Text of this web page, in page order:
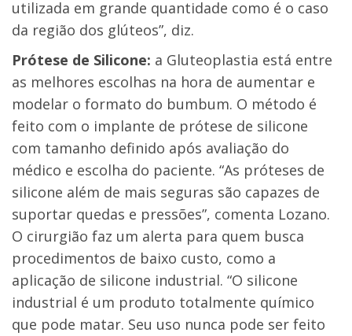
utilizada em grande quantidade como é o caso
da região dos glúteos”, diz.
Prótese de Silicone: a Gluteoplastia está entre
as melhores escolhas na hora de aumentar e
modelar o formato do bumbum. O método é
feito com o implante de prótese de silicone
com tamanho definido após avaliação do
médico e escolha do paciente. “As próteses de
silicone além de mais seguras são capazes de
suportar quedas e pressões”, comenta Lozano.
O cirurgião faz um alerta para quem busca
procedimentos de baixo custo, como a
aplicação de silicone industrial. “O silicone
industrial é um produto totalmente químico
que pode matar. Seu uso nunca pode ser feito